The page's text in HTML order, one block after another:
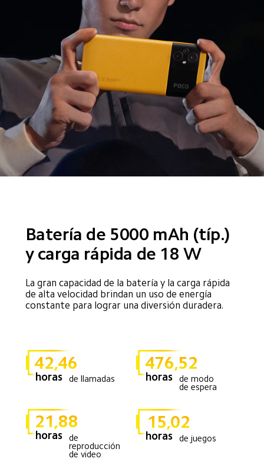
Batería de 5000 mAh (típ.)
y carga rápida de 18 W
La gran capacidad de la batería y la carga rápida
de alta velocidad brindan un uso de energía
constante para lograr una diversión duradera.
42,46
horas de llamadas
476,52
horas
de modo
de espera
21,88
horas
de
reproducción
de video
15,02
horas de juegos